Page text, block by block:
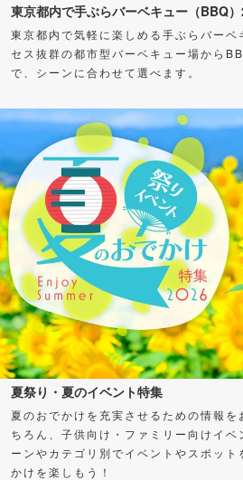
東京都内で手ぶらバーベキュー（BBQ
東京都内で気軽に楽しめる手ぶらバーベ
セス抜群の都市型バーベキュー場から
で、シーンに合わせて選べます。
夏祭り・夏のイベント特集
夏のおでかけを充実させるための情報を
ちろん、子供向け・ファミリー向けイ
ーンやカテゴリ別でイベントやスポッ
かけを楽しもう！